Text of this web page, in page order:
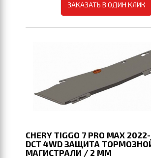
ЗАКАЗАТЬ В ОДИН КЛИК
CHERY TIGGO 7 PRO MAX
DCT 4WD ЗАЩИТА
МАГИСТРАЛИ / 2 ММ